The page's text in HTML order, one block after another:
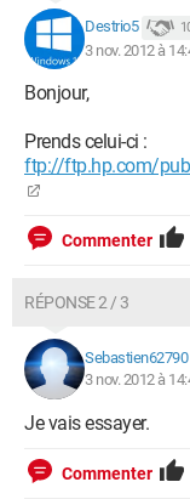
Destrio5
3 nov. 2012 à
Bonjour,
Prends celui-ci :
ftp://ftp.hp.com/
Commenter
RÉPONSE 2 / 3
Sebastien62790
3 nov. 2012 à
Je vais essayer.
Commenter